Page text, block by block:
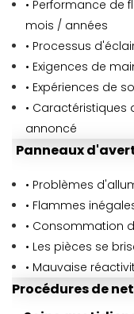
• Performance de
mois / années
• Processus
• Exigences de
• Expériences de
•
annoncé
Panneaux
• Problèmes
• Flammes
• Consommation
• Les pièces se
• Mauvaise
Procédures de